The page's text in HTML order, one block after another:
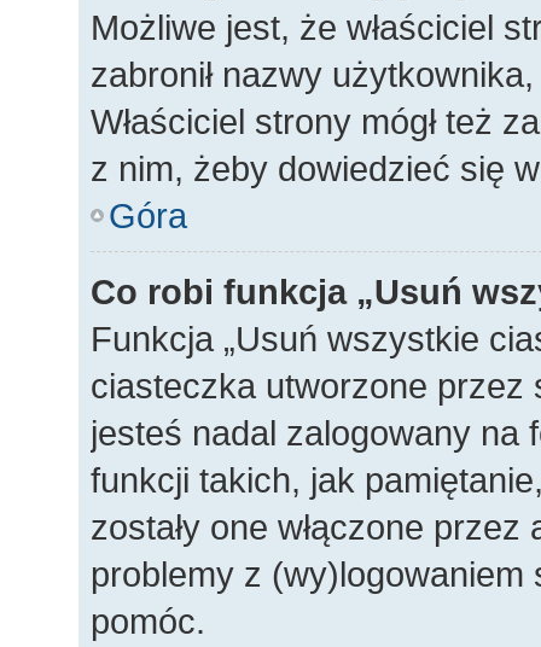
Możliwe jest, że właściciel
zabronił nazwy
Właściciel strony mógł też
z nim, żeby dowiedzieć się
Góra
Co robi funkcja „Usuń
Funkcja „Usuń wszystkie
ciasteczka utworzone przez
jesteś nadal zalogowany na
funkcji takich, jak
zostały one włączone
problemy z
pomóc.